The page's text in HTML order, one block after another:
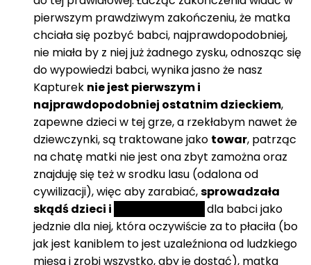
pierwszym prawdziwym zakończeniu, że matka
chciała się pozbyć babci, najprawdopodobniej,
nie miała by z niej już żadnego zysku, odnosząc się
do wypowiedzi babci, wynika jasno że nasz
Kapturek nie jest pierwszym i
najprawdopodobniej ostatnim dzieckiem,
zapewne dzieci w tej grze, a rzekłabym nawet że
dziewczynki, są traktowane jako towar, patrząc
na chatę matki nie jest ona zbyt zamożna oraz
znajduję się też w srodku lasu (odalona od
cywilizacji), więc aby zarabiać,sprowadzała
skądś dzieci i
dla babci jako
jedznie dla niej, która oczywiście za to płaciła (bo
jak jest kaniblem to jest uzaleźniona od ludzkiego
mięsa i zrobi wszystko, aby je dostać), matka